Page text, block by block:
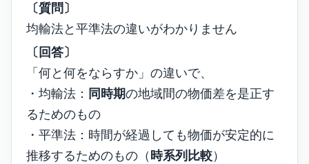
〔質問〕
均輸法と平準法の違いがわかりません
〔回答〕
「何と何をならすか」の違いで、
・均輸法： 同時期の地域間の物価差を是正す
るためのもの
・平準法：時間が経過しても物価が安定的に
推移するためのもの（ 時系列比較）